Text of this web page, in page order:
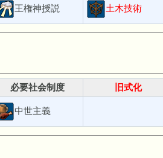
王権神授説 土木技術
必要社会制度 旧式化
中世主義